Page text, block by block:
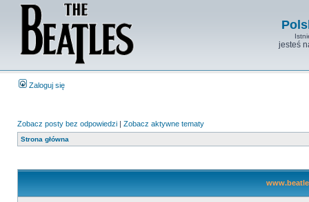
jesteś
Zaloguj się
Zobacz posty bez odpowiedzi | Zobacz aktywne tematy
Strona główna